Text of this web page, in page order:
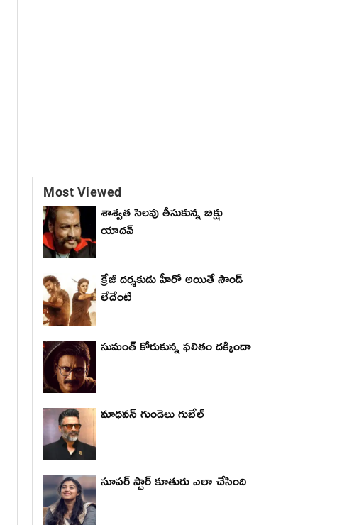
Most Viewed
శాశ్వత సెలవు తీసుకున్న బిక్షు
యాదవ్
క్రేజీ దర్శకుడు హీరో అయితే సౌండ్
లేదేంటి
సుమంత్ కోరుకున్న ఫలితం దక్కిందా
మాధ‌వ‌న్ గుండెలు గుబేల్‌
సూపర్ స్టార్ కూతురు ఎలా చేసింది